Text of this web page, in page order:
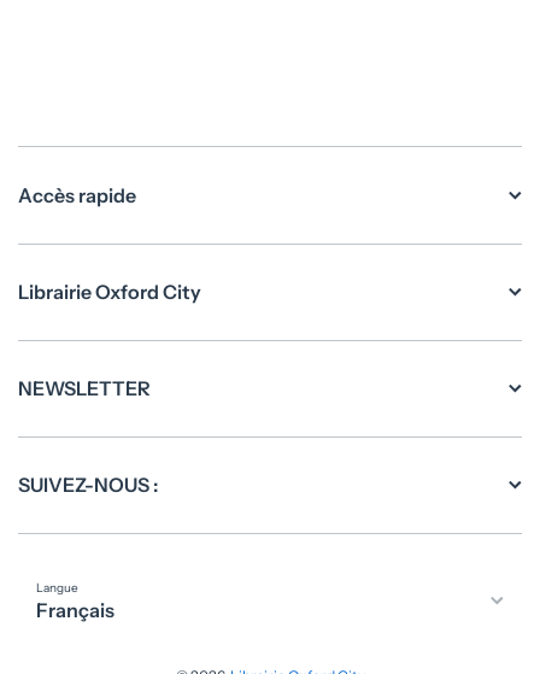
Accès rapide
Librairie Oxford City
NEWSLETTER
SUIVEZ-NOUS :
Langue
Français